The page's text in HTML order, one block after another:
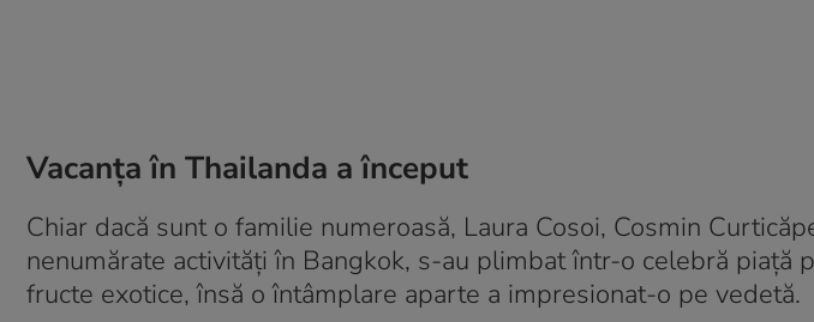
Vacanța în Thailanda a început
Chiar dacă sunt o familie numeroasă, Laura Cosoi, Cosmin
nenumărate activități în Bangkok, s-au plimbat într-o celebră piață
fructe exotice, însă o întâmplare aparte a impresionat-o pe vedetă.